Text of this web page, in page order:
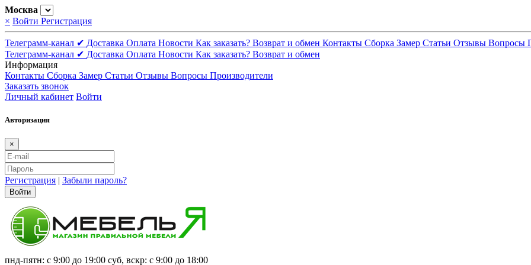
Москва
× Войти Регистрация
Телеграмм-канал ✔ Доставка Оплата Новости Как заказать? Возврат и обмен Контакты Сборка Замер Статьи Отзывы Вопросы
Телеграмм-канал ✔ Доставка Оплата Новости Как заказать? Возврат и обмен
Информация
Контакты Сборка Замер Статьи Отзывы Вопросы Производители
Заказать звонок
Личный кабинет Войти
Авторизация
×
Регистрация | Забыли пароль?
Войти
пнд-пятн: с 9:00 до 19:00 суб, вскр: с 9:00 до 18:00